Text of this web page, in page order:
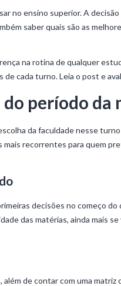
no ensino superior. A
saber quais são as
na rotina de qualquer
cada turno. Leia o post e
período da
da faculdade nesse
mais recorrentes para quem
decisões no começo do
das matérias, ainda mais
de contar com uma matriz